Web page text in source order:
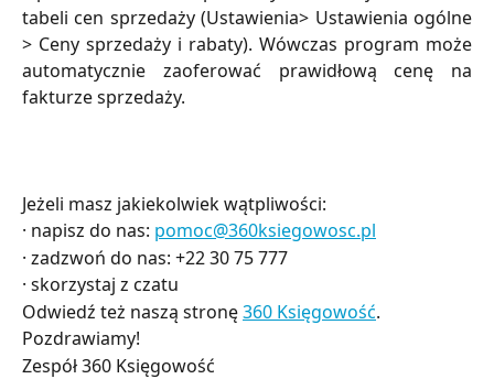
tabeli cen sprzedaży (Ustawienia> Ustawienia ogólne
> Ceny sprzedaży i rabaty). Wówczas program może
automatycznie zaoferować prawidłową cenę na
fakturze sprzedaży.
Jeżeli masz jakiekolwiek wątpliwości:
· napisz do nas: pomoc@360ksiegowosc.pl
· zadzwoń do nas: +22 30 75 777
· skorzystaj z czatu
Odwiedź też naszą stronę360 Księgowość.
Pozdrawiamy!
Zespół 360 Księgowość